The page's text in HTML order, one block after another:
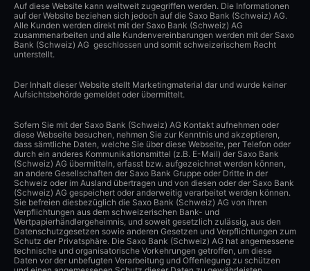
Auf diese Website kann weltweit zugegriffen werden. Die Informationen
auf der Website beziehen sich jedoch auf die Saxo Bank (Schweiz) AG.
Alle Kunden werden direkt mit der Saxo Bank (Schweiz) AG
zusammenarbeiten und alle Kundenvereinbarungen werden mit der Saxo
Bank (Schweiz) AG geschlossen und somit schweizerischem Recht
unterstellt.
Der Inhalt dieser Website stellt Marketingmaterial dar und wurde keiner
Aufsichtsbehörde gemeldet oder übermittelt.
Sofern Sie mit der Saxo Bank (Schweiz) AG Kontakt aufnehmen oder
diese Webseite besuchen, nehmen Sie zur Kenntnis und akzeptieren,
dass sämtliche Daten, welche Sie über diese Webseite, per Telefon oder
durch ein anderes Kommunikationsmittel (z.B. E-Mail) der Saxo Bank
(Schweiz) AG übermitteln, erfasst bzw. aufgezeichnet werden können,
an andere Gesellschaften der Saxo Bank Gruppe oder Dritte in der
Schweiz oder im Ausland übertragen und von diesen oder der Saxo Bank
(Schweiz) AG gespeichert oder anderweitig verarbeitet werden können.
Sie befreien diesbezüglich die Saxo Bank (Schweiz) AG von ihren
Verpflichtungen aus dem schweizerischen Bank- und
Wertpapierhändlergeheimnis, und soweit gesetzlich zulässig, aus den
Datenschutzgesetzen sowie anderen Gesetzen und Verpflichtungen zum
Schutz der Privatsphäre. Die Saxo Bank (Schweiz) AG hat angemessene
technische und organisatorische Vorkehrungen getroffen, um diese
Daten vor der unbefugten Verarbeitung und Offenlegung zu schützen